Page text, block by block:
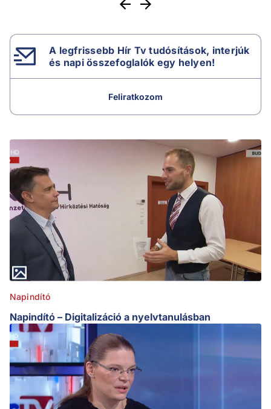
A legfrissebb Hír Tv tudósítások, interjúk
és napi összefoglalók egy helyen!
Feliratkozom
Napindító
Napindító – Digitalizáció a nyelvtanulásban